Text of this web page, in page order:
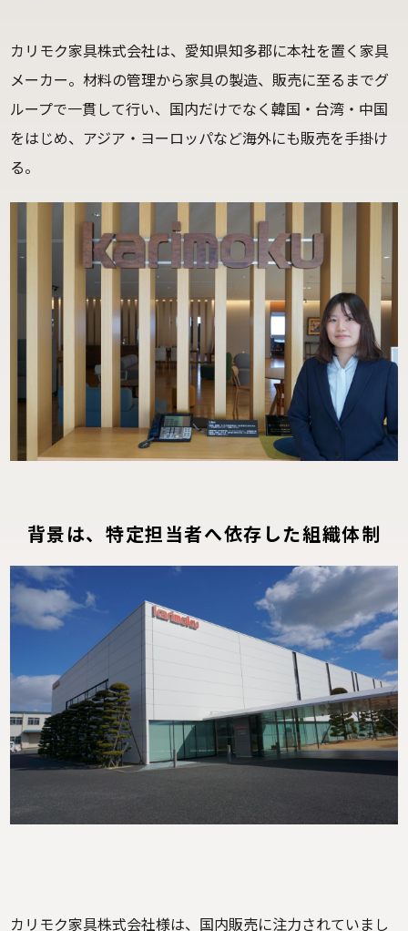
カリモク家具株式会社は、愛知県知多郡に本社を置く家具
メーカー。材料の管理から家具の製造、販売に至るまでグ
ループで一貫して行い、国内だけでなく韓国・台湾・中国
をはじめ、アジア・ヨーロッパなど海外にも販売を手掛け
る。
背景は、特定担当者へ依存した組織体制
カリモク家具株式会社様は、国内販売に注力されていまし